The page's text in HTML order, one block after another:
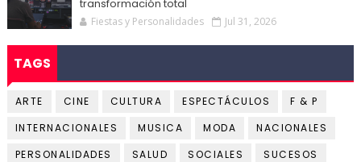
transformación total
Fiestas y Personalidades Jul 31, 2026
TAGS
ARTE CINE CULTURA ESPECTÁCULOS
F & P
INTERNACIONALES
MUSICA MODA
NACIONALES
PERSONALIDADES
SALUD SOCIALES
SUCESOS